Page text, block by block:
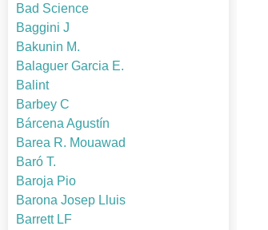
Bad Science
Baggini J
Bakunin M.
Balaguer Garcia E.
Balint
Barbey C
Bárcena Agustín
Barea R. Mouawad
Baró T.
Baroja Pio
Barona Josep Lluis
Barrett LF